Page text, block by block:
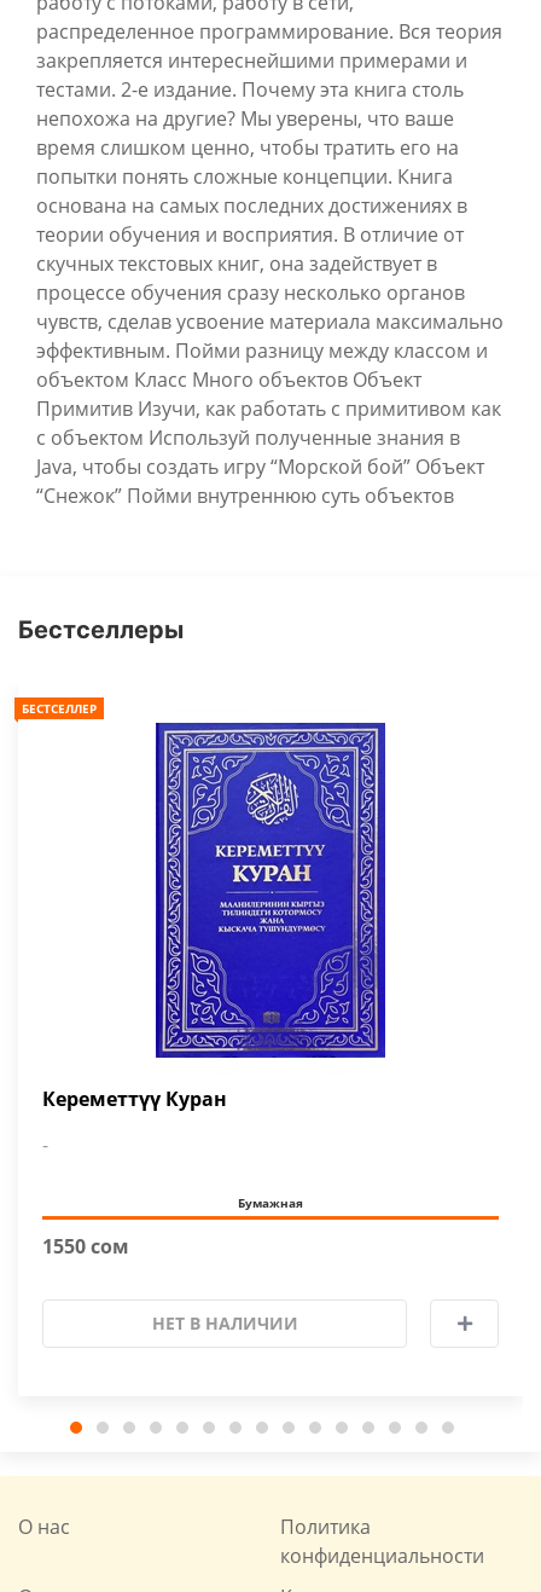
распределенное программирование. Вся теория
закрепляется интереснейшими примерами и
тестами. 2-е издание. Почему эта книга столь
непохожа на другие? Мы уверены, что ваше
время слишком ценно, чтобы тратить его на
попытки понять сложные концепции. Книга
основана на самых последних достижениях в
теории обучения и восприятия. В отличие от
скучных текстовых книг, она задействует в
процессе обучения сразу несколько органов
чувств, сделав усвоение материала максимально
эффективным. Пойми разницу между классом и
объектом Класс Много объектов Объект
Примитив Изучи, как работать с примитивом как
с объектом Используй полученные знания в
Java, чтобы создать игру “Морской бой” Объект
“Снежок” Пойми внутреннюю суть объектов
Бестселлеры
БЕСТСЕЛЛЕР
Кереметтүү Куран
-
Бумажная
1550 сом
НЕТ В НАЛИЧИИ
О нас
Политика
конфиденциальности